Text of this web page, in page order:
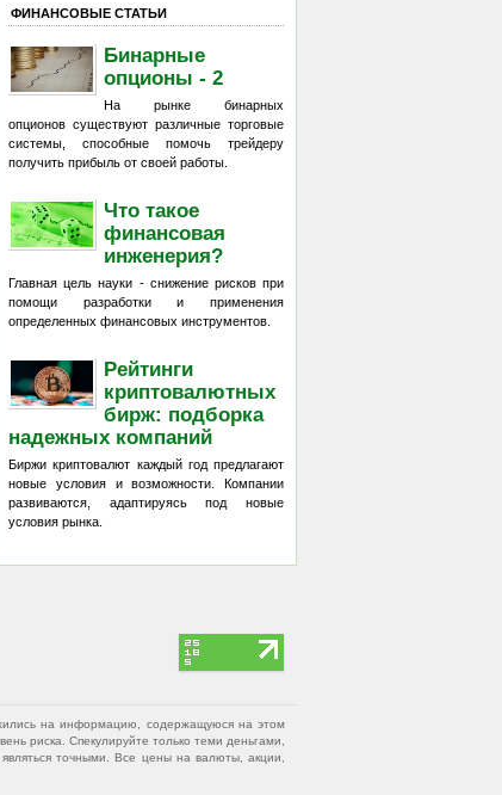
ФИНАНСОВЫЕ СТАТЬИ
Бинарные
опционы - 2
На рынке бинарных
опционов существуют различные торговые
системы, способные помочь трейдеру
получить прибыль от своей работы.
Что такое
финансовая
инженерия?
Главная цель науки - снижение рисков при
помощи разработки и применения
определенных финансовых инструментов.
Рейтинги
криптовалютных
бирж: подборка
надежных компаний
Биржи криптовалют каждый год предлагают
новые условия и возможности. Компании
развиваются, адаптируясь под новые
условия рынка.
на информацию, содержащуюся на этом
риска. Спекулируйте только теми деньгами,
точными. Все цены на валюты, акции,